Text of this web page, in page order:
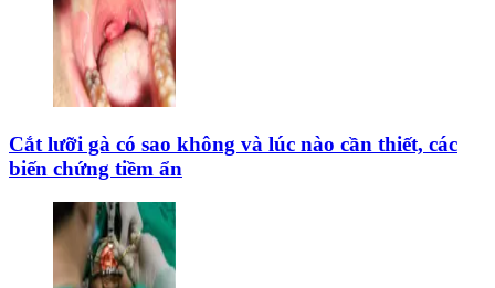
Cắt lưỡi gà có sao không và lúc nào cần thiết, các
biến chứng tiềm ẩn